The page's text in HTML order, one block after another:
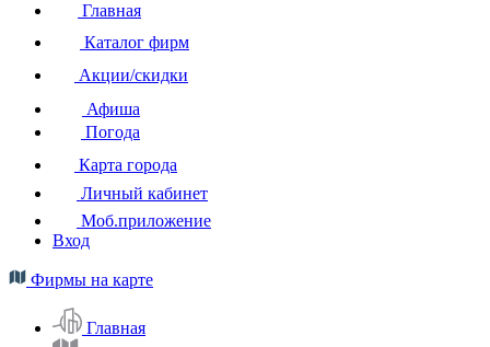
Главная
Каталог фирм
Акции/скидки
Афиша
Погода
Карта города
Личный кабинет
Моб.приложение
Вход
Фирмы на карте
Главная